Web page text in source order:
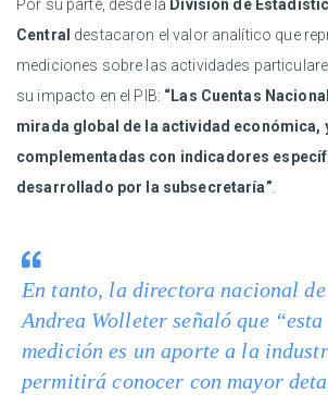
Por su parte, desde la División de
Central destacaron el valor analítico que
mediciones sobre las actividades
su impacto en el PIB: “Las Cuentas
mirada global de la actividad económica,
complementadas con indicadores
desarrollado por la subsecretaría”
En tanto, la directora nacional de
Andrea Wolleter señaló que “esta
medición es un aporte a la
permitirá conocer con mayor